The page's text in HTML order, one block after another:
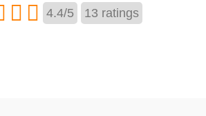
4.4/5 13 ratings